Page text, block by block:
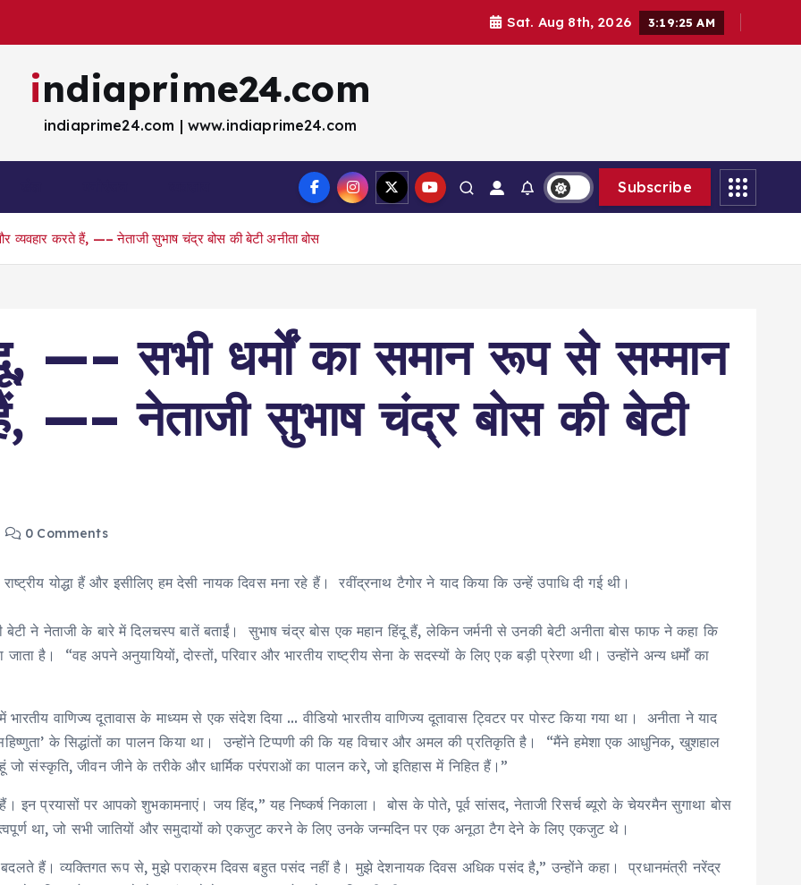
Sat. Aug 8th, 2026 3:19:25 AM
indiaprime24.com
indiaprime24.com | www.indiaprime24.com
Subscribe
व्यवहार करते हैं, —– नेताजी सुभाष चंद्र बोस की बेटी अनीता बोस
—– सभी धर्मों का समान रूप से सम्मान
—– नेताजी सुभाष चंद्र बोस की बेटी
0 Comments
योद्धा हैं और इसीलिए हम देसी नायक दिवस मना रहे हैं। रवींद्रनाथ टैगोर ने याद किया कि उन्हें उपाधि दी गई थी।
ने नेताजी के बारे में दिलचस्प बातें बताईं। सुभाष चंद्र बोस एक महान हिंदू हैं, लेकिन जर्मनी से उनकी बेटी अनीता बोस फाफ ने कहा कि
है। “वह अपने अनुयायियों, दोस्तों, परिवार और भारतीय राष्ट्रीय सेना के सदस्यों के लिए एक बड़ी प्रेरणा थी। उन्होंने अन्य धर्मों का
वाणिज्य दूतावास के माध्यम से एक संदेश दिया … वीडियो भारतीय वाणिज्य दूतावास ट्विटर पर पोस्ट किया गया था। अनीता ने याद
के सिद्धांतों का पालन किया था। उन्होंने टिप्पणी की कि यह विचार और अमल की प्रतिकृति है। “मैंने हमेशा एक आधुनिक, खुशहाल
जो संस्कृति, जीवन जीने के तरीके और धार्मिक परंपराओं का पालन करे, जो इतिहास में निहित हैं।”
इन प्रयासों पर आपको शुभकामनाएं। जय हिंद,” यह निष्कर्ष निकाला। बोस के पोते, पूर्व सांसद, नेताजी रिसर्च ब्यूरो के चेयरमैन सुगाथा बोस
था, जो सभी जातियों और समुदायों को एकजुट करने के लिए उनके जन्मदिन पर एक अनूठा टैग देने के लिए एकजुट थे।
हैं। व्यक्तिगत रूप से, मुझे पराक्रम दिवस बहुत पसंद नहीं है। मुझे देशनायक दिवस अधिक पसंद है,” उन्होंने कहा। प्रधानमंत्री नरेंद्र